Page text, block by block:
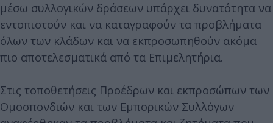
μέσω συλλογικών δράσεων υπάρχει δυνατότητα να
εντοπιστούν και να καταγραφούν τα προβλήματα
όλων των κλάδων και να εκπροσωπηθούν ακόμα
πιο αποτελεσματικά από τα Επιμελητήρια.
Στις τοποθετήσεις Προέδρων και εκπροσώπων των
Ομοσπονδιών και των Εμπορικών Συλλόγων